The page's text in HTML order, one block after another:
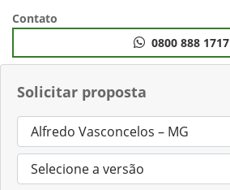
Solicitar proposta
Anterior
Contato
0800 888 1717